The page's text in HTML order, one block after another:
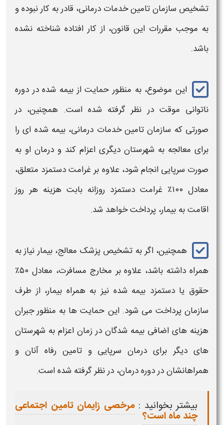
تشخیص سازمان تامین خدمات درمانی، قادر به کار نبوده و
به موجب مقررات این قانون، از کار افتاده شناخته نشده
باشد.
این موضوع، به منظور حمایت از بیمه شده در دوره
ناتوانی موقت در نظر گرفته شده است. همچنین، در
صورتی که سازمان تامین خدمات درمانی، بیمه‌ شده‌ ای را
برای معالجه به شهرستان دیگری اعزام کند و درمان او به‌
صورت سرپایی انجام شود، علاوه بر غرامت دستمزد متعلق،
معادل ۱۰۰٪
غرامت دستمزد روزانه بابت هزینه هر روز
اقامت به بیمار، پرداختخواهد شد.
همچنین، اگر به تشخیص پزشک معالج، بیمار نیاز به
همراه داشته باشد، علاوه بر مخارج مسافرت، معادل ۵۰٪
حقوق یادستمزد بیمه‌ شده نیز به همراه بیمار، از طرف
سازمانپرداخت می‌ شود. این حمایت‌ ها به منظور جبران
هزینه‌ های اضافی بیمه‌ شدگان در زمان اعزام به شهرستان‌
های دیگر برای درمان سرپایی و تامین رفاه آنان و
همراهانشان در دوره درمان، در نظر گرفته شده است.
بیشتر بخوانید :مرخصی زایمان تامین اجتماعی
چند ماه است؟